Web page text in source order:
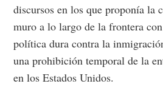
discursos en los que proponía la
muro a lo largo de la frontera
política dura contra la
una prohibición temporal de la
en los Estados Unidos.